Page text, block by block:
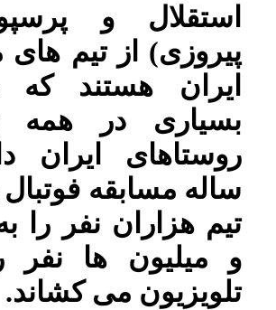
استقلال و
پیروزی) از تیم
ایران هستند که
بسیاری در همه
روستاهای ایران
ساله مسابقه فوتبال
تیم هزاران نفر را
و میلیون ها نفر
تلویزیون می کشاند.